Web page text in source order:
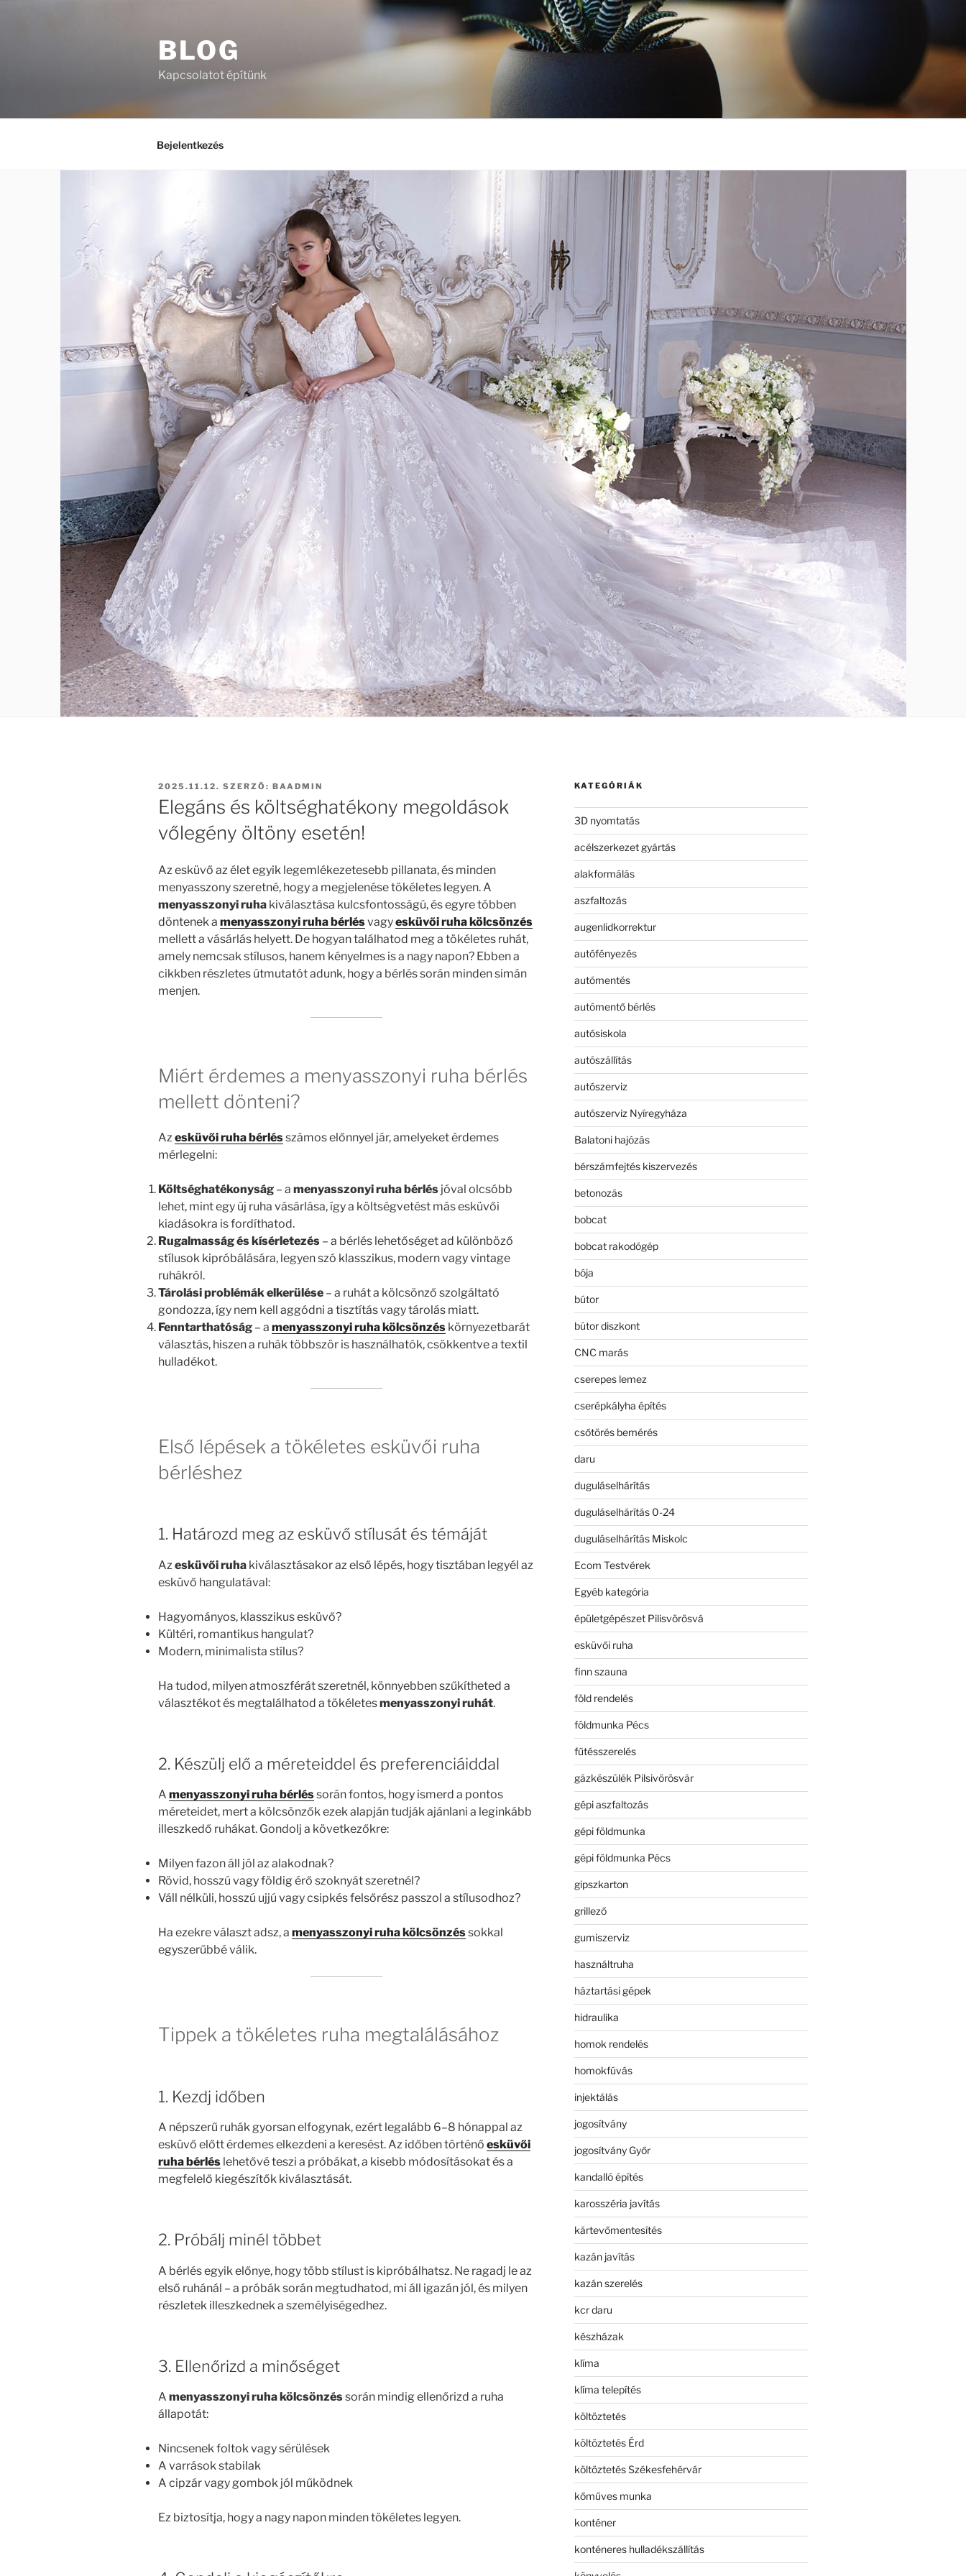
BLOG
Kapcsolatot építünk
Bejelentkezés
BEKÜLDVE:
2025.11.12. SZERZŐ: BAADMIN
Elegáns és költséghatékony megoldások
vőlegény öltöny esetén!
Az esküvő az élet egyik legemlékezetesebb pillanata, és minden
menyasszony szeretné, hogy a megjelenése tökéletes legyen. A
menyasszonyi ruha kiválasztása kulcsfontosságú, és egyre többen
döntenek a menyasszonyi ruha bérlésvagyesküvői ruha kölcsönzés
mellett a vásárlás helyett. De hogyan találhatod meg a tökéletes ruhát,
amely nemcsak stílusos, hanem kényelmes is a nagy napon? Ebben a
cikkben részletes útmutatót adunk, hogy a bérlés során minden simán
menjen.
Miért érdemes a menyasszonyi ruha bérlés
mellett dönteni?
Az esküvői ruha bérlésszámos előnnyel jár, amelyeket érdemes
mérlegelni:
Költséghatékonyság – a menyasszonyi ruha bérlés jóval olcsóbb
lehet, mint egy új ruha vásárlása, így a költségvetést más esküvői
kiadásokra is fordíthatod.
Rugalmasság és kísérletezés – a bérlés lehetőséget ad különböző
stílusok kipróbálására, legyen szó klasszikus, modern vagy vintage
ruhákról.
Tárolási problémák elkerülése – a ruhát a kölcsönző szolgáltató
gondozza, így nem kell aggódni a tisztítás vagy tárolás miatt.
Fenntarthatóság – a menyasszonyi ruha kölcsönzés környezetbarát
választás, hiszen a ruhák többször is használhatók, csökkentve a textil
hulladékot.
Első lépések a tökéletes esküvői ruha
bérléshez
1. Határozd meg az esküvő stílusát és témáját
Az esküvői ruha kiválasztásakor az első lépés, hogy tisztában legyél az
esküvő hangulatával:
Hagyományos, klasszikus esküvő?
Kültéri, romantikus hangulat?
Modern, minimalista stílus?
Ha tudod, milyen atmoszférát szeretnél, könnyebben szűkítheted a
választékot és megtalálhatod a tökéletesmenyasszonyi ruhát.
2. Készülj elő a méreteiddel és preferenciáiddal
A menyasszonyi ruha bérléssorán fontos, hogy ismerd a pontos
méreteidet, mert a kölcsönzők ezek alapján tudják ajánlani a leginkább
illeszkedő ruhákat. Gondolj a következőkre:
Milyen fazon áll jól az alakodnak?
Rövid, hosszú vagy földig érő szoknyát szeretnél?
Váll nélküli, hosszú ujjú vagy csipkés felsőrész passzol a stílusodhoz?
Ha ezekre választ adsz, a menyasszonyi ruha kölcsönzéssokkal
egyszerűbbé válik.
Tippek a tökéletes ruha megtalálásához
1. Kezdj időben
A népszerű ruhák gyorsan elfogynak, ezért legalább 6–8 hónappal az
esküvő előtt érdemes elkezdeni a keresést. Az időben történő esküvői
ruha bérlés lehetővé teszi a próbákat, a kisebb módosításokat és a
megfelelő kiegészítők kiválasztását.
2. Próbálj minél többet
A bérlés egyik előnye, hogy több stílust is kipróbálhatsz. Ne ragadj le az
első ruhánál – a próbák során megtudhatod, mi áll igazán jól, és milyen
részletek illeszkednek a személyiségedhez.
3. Ellenőrizd a minőséget
A menyasszonyi ruha kölcsönzéssorán mindig ellenőrizd a ruha
állapotát:
Nincsenek foltok vagy sérülések
A varrások stabilak
A cipzár vagy gombok jól működnek
Ez biztosítja, hogy a nagy napon minden tökéletes legyen.
KATEGÓRIÁK
3D nyomtatás
acélszerkezet gyártás
alakformálás
aszfaltozás
augenlidkorrektur
autófényezés
autómentés
autómentő bérlés
autósiskola
autószállítás
autószerviz
autószerviz Nyíregyháza
Balatoni hajózás
bérszámfejtés kiszervezés
betonozás
bobcat
bobcat rakodógép
bója
bútor
bútor diszkont
CNC marás
cserepes lemez
cserépkályha építés
csőtörés bemérés
daru
duguláselhárítás
duguláselhárítás 0-24
duguláselhárítás Miskolc
Ecom Testvérek
Egyéb kategória
épületgépészet Pilisvörösvá
esküvői ruha
finn szauna
föld rendelés
földmunka Pécs
fűtésszerelés
gázkészülék Pilsivörösvár
gépi aszfaltozás
gépi földmunka
gépi földmunka Pécs
gipszkarton
grillező
gumiszerviz
használtruha
háztartási gépek
hidraulika
homok rendelés
homokfúvás
injektálás
jogosítvány
jogosítvány Győr
kandalló építés
karosszéria javítás
kártevőmentesítés
kazán javítás
kazán szerelés
kcr daru
készházak
klíma
klíma telepítés
költöztetés
költöztetés Érd
költöztetés Székesfehérvár
kőműves munka
konténer
konténeres hulladékszállítás